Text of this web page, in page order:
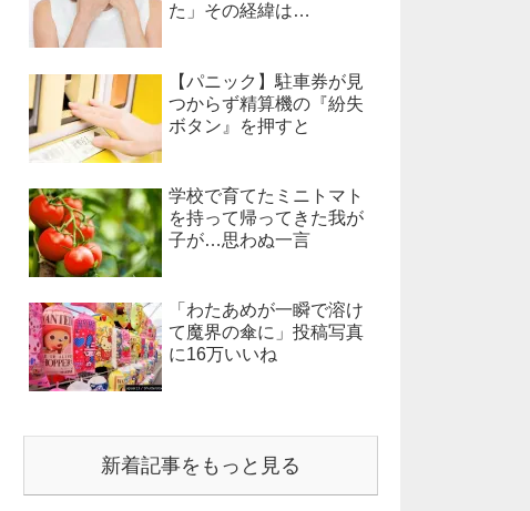
た」その経緯は…
【パニック】駐車券が見
つからず精算機の『紛失
ボタン』を押すと
学校で育てたミニトマト
を持って帰ってきた我が
子が…思わぬ一言
「わたあめが一瞬で溶け
て魔界の傘に」投稿写真
に16万いいね
新着記事をもっと見る